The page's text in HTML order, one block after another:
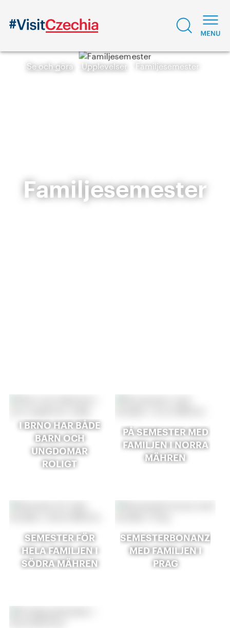
Se och göra Upplevelser Familjesemester
Familjesemester
I BRNO HAR BÅDE
BARN OCH
UNGDOMAR
ROLIGT
PÅ SEMESTER MED
FAMILJEN I NORRA
MÄHREN
SEMESTER FÖR
HELA FAMILJEN I
SÖDRA MÄHREN
SEMESTERBONANZA
MED FAMILJEN I
PRAG